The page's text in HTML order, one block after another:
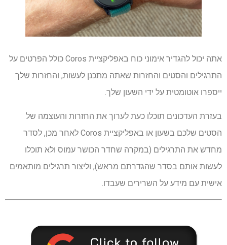
אתה יכול להגדיר אימוני כוח באפליקציית Coros כולל הפרטים על
התרגילים והסטים והחזרות שאתה מתכנן לעשות, והחזרות שלך
ייספרו אוטומטית על ידי השעון שלך.
בעזרת העדכונים תוכלו כעת לערוך את החזרות והעוצמה של
הסטים שלכם בשעון או באפליקציית Coros לאחר מכן, לסדר
מחדש את התרגילים (במקרה שחדר הכושר עמוס ולא תוכלו
לעשות אותם בסדר שהגדרתם מראש), וליצור תרגילים מותאמים
אישית עם מידע על השרירים שעבדו.